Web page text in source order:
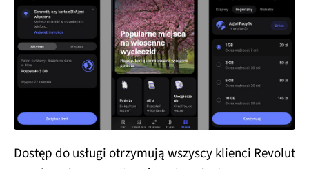
Dostęp do usługi otrzymują wszyscy klienci Revolut